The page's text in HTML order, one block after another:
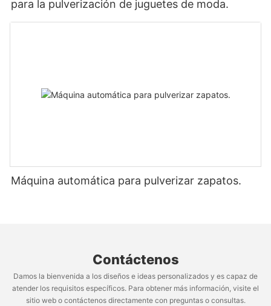
para la pulverización de juguetes de moda.
Máquina automática para pulverizar zapatos.
Contáctenos
Damos la bienvenida a los diseños e ideas personalizados y es capaz de
atender los requisitos específicos. Para obtener más información, visite el
sitio web o contáctenos directamente con preguntas o consultas.